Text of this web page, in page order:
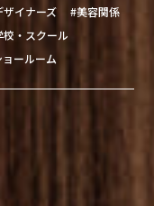
ザイナーズ
#美容関係
校・スクール
ールーム